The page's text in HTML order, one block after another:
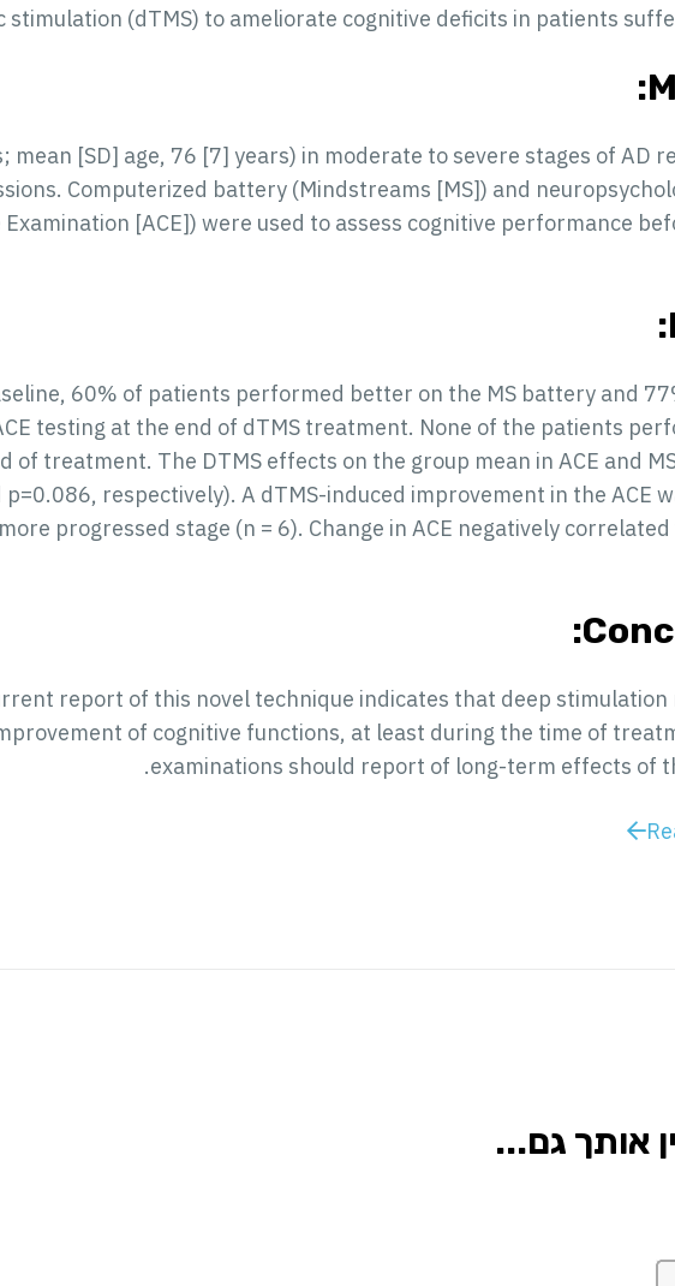
(dTMS) to ameliorate cognitive deficits in patients
mean [SD] age, 76 [7] years) in moderate to severe stages of AD
Computerized battery (Mindstreams [MS]) and
[ACE]) were used to assess cognitive performance
60% of patients performed better on the MS battery and
testing at the end of dTMS treatment. None of the patients
of treatment. The DTMS effects on the group mean in ACE and
respectively). A dTMS-induced improvement in the ACE
progressed stage (n = 6). Change in ACE negatively
report of this novel technique indicates that deep stimulation
of cognitive functions, at least during the time of
examinations should report of long-term effects of
אותך גם...